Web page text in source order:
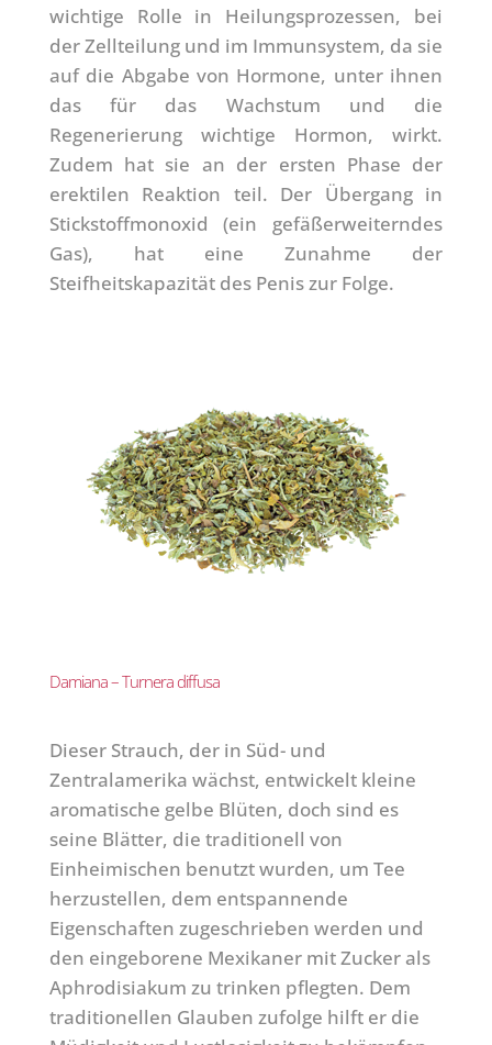
wichtige Rolle in Heilungsprozessen, bei
der Zellteilung und im Immunsystem, da sie
auf die Abgabe von Hormone, unter ihnen
das für das Wachstum und die
Regenerierung wichtige Hormon, wirkt.
Zudem hat sie an der ersten Phase der
erektilen Reaktion teil. Der Übergang in
Stickstoffmonoxid (ein gefäßerweiterndes
Gas), hat eine Zunahme der
Steifheitskapazität des Penis zur Folge.
Damiana – Turnera diffusa
Dieser Strauch, der in Süd- und
Zentralamerika wächst, entwickelt kleine
aromatische gelbe Blüten, doch sind es
seine Blätter, die traditionell von
Einheimischen benutzt wurden, um Tee
herzustellen, dem entspannende
Eigenschaften zugeschrieben werden und
den eingeborene Mexikaner mit Zucker als
Aphrodisiakum zu trinken pflegten. Dem
traditionellen Glauben zufolge hilft er die